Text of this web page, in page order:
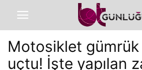
Motosiklet
uçtu! İşte yapılan